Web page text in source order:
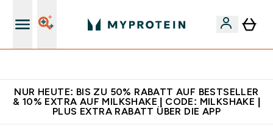
NUR HEUTE: BIS ZU 50% RABATT AUF BESTSELLER
& 10% EXTRA AUF MILKSHAKE | CODE: MILKSHAKE |
PLUS EXTRA RABATT ÜBER DIE APP